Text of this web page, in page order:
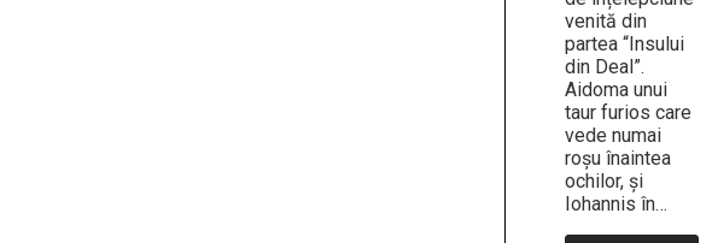
venită din
partea “Insului
din Deal”.
Aidoma unui
taur furios care
vede numai
roșu înaintea
ochilor, și
Iohannis în…